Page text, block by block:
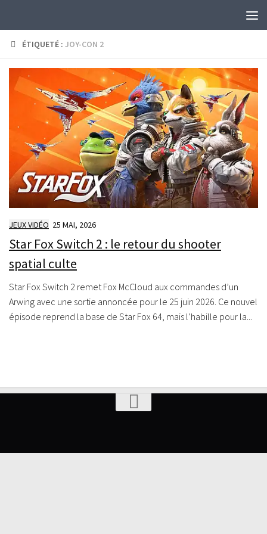
ÉTIQUETÉ : JOY-CON 2
JEUX VIDÉO 25 MAI, 2026
Star Fox Switch 2 : le retour du shooter
spatial culte
Star Fox Switch 2 remet Fox McCloud aux commandes d’un
Arwing avec une sortie annoncée pour le 25 juin 2026. Ce nouvel
épisode reprend la base de Star Fox 64, mais l’habille pour la...